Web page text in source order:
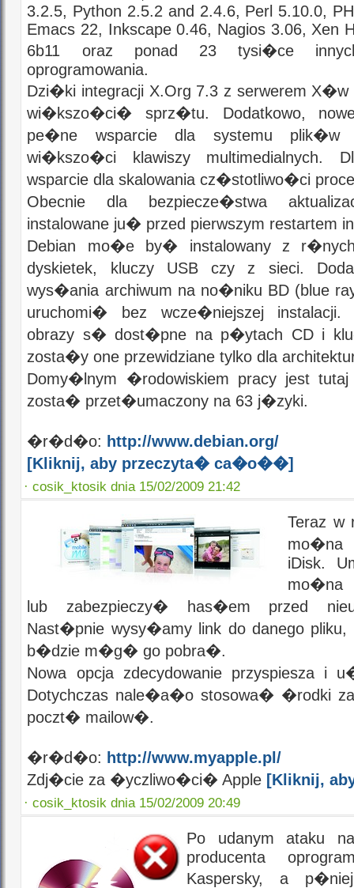
3.2.5, Python 2.5.2 and 2.4.6, Perl 5.10.0,
Emacs 22, Inkscape 0.46, Nagios 3.06, Xen
6b11 oraz ponad 23 tysi�ce
oprogramowania.
Dzi�ki integracji X.Org 7.3 z serwerem
wi�kszo�ci� sprz�tu. Dodatkowo,
pe�ne wsparcie dla systemu
wi�kszo�ci klawiszy multimedialnych.
wsparcie dla skalowania cz�stotliwo�ci
Obecnie dla bezpiecze�stwa
instalowane ju� przed pierwszym restartem
Debian mo�e by� instalowany z
dyskietek, kluczy USB czy z sieci.
wys�ania archiwum na no�niku BD (blue
uruchomi� bez wcze�niejszej instalacji.
obrazy s� dost�pne na p�ytach CD i
zosta�y one przewidziane tylko dla
Domy�lnym �rodowiskiem pracy jest
zosta� przet�umaczony na 63 j�zyki.
�r�d�o: http://www.debian.org/
[Kliknij, aby przeczyta� ca�o��]
· cosik_ktosik dnia 15/02/2009 21:42
Teraz w
mo�na
iDisk.
mo�na
lub zabezpieczy� has�em przed
Nast�pnie wysy�amy link do danego
b�dzie m�g� go pobra�.
Nowa opcja zdecydowanie przyspiesza i
Dotychczas nale�a�o stosowa� �rodki
poczt� mailow�.
�r�d�o: http://www.myapple.pl/
Zdj�cie za �yczliwo�ci� Apple [Kliknij,
· cosik_ktosik dnia 15/02/2009 20:49
Po udanym ataku
producenta
Kaspersky, a